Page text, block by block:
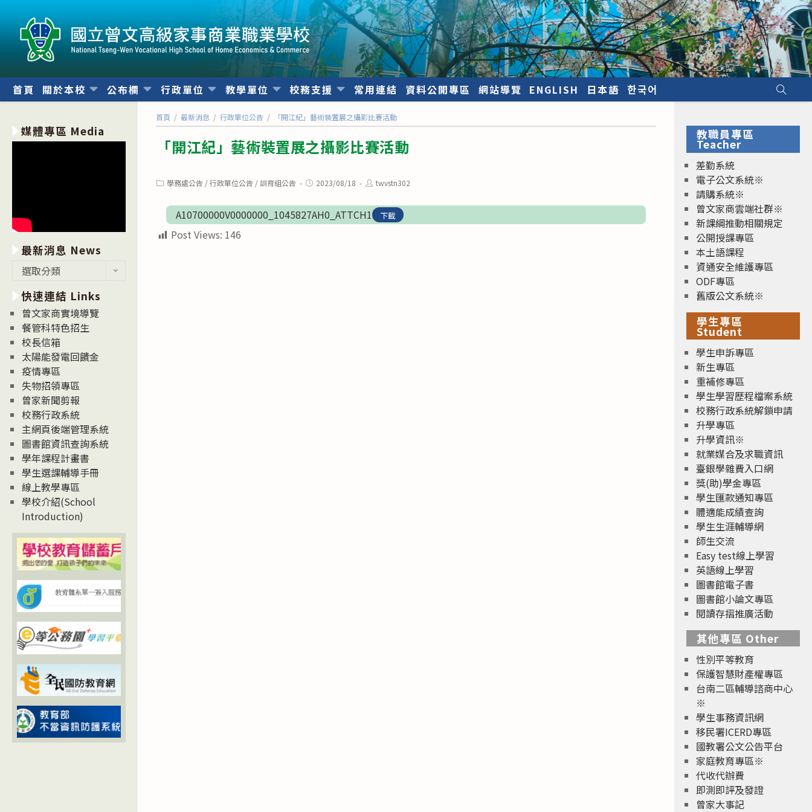
內
首頁 關於本校 公布欄 行政單位 教學單位 校務支援 常用連結 資料公開專區 網站導覽 ENGLISH 日本語 한국어
首頁 / 最新消息 / 行政單位公告 / 「開江紀」藝術裝置展之攝影比賽活動
「開江紀」藝術裝置展之攝影比賽活動
Post學務處公告 / 行政單位公告 / 訓育組公告
Post2023/08/18
Posttwvstn302
A10700000V0000000_1045827AH0_ATTCH1 下載
Post Views: 146
媒體專區 Media
最新消息 News
消
息
News
選取分類
快速連結 Links
曾文家商實境導覽
餐管科特色招生
校長信箱
太陽能發電回饋金
疫情專區
失物招領專區
曾家新聞剪報
校務行政系統
主網頁後端管理系統
圖書館資訊查詢系統
學年課程計畫書
學生選課輔導手冊
線上教學專區
學校介紹(School
Introduction)
教職員專區
Teacher
差勤系統
電子公文系統※
請購系統※
曾文家商雲端社群※
新課綱推動相關規定
公開授課專區
本土語課程
資通安全維護專區
ODF專區
舊版公文系統※
學生專區
Student
學生申訴專區
新生專區
重補修專區
學生學習歷程檔案系統
校務行政系統解鎖申請
升學專區
升學資訊※
就業媒合及求職資訊
臺銀學雜費入口網
獎(助)學金專區
學生匯款通知專區
體適能成績查詢
學生生涯輔導網
師生交流
Easy test線上學習
英語線上學習
圖書館電子書
圖書館小論文專區
閱讀存摺推廣活動
其他專區 Other
性別平等教育
保護智慧財產權專區
台南二區輔導諮商中心
※
學生事務資訊網
移民署ICERD專區
國教署公文公告平台
家庭教育專區※
代收代辦費
即測即評及發證
曾家大事記